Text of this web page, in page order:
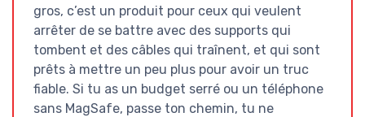
gros, c’est un produit pour ceux qui veulent
arrêter de se battre avec des supports qui
tombent et des câbles qui traînent, et qui sont
prêts à mettre un peu plus pour avoir un truc
fiable. Si tu as un budget serré ou un téléphone
sans MagSafe, passe ton chemin, tu ne